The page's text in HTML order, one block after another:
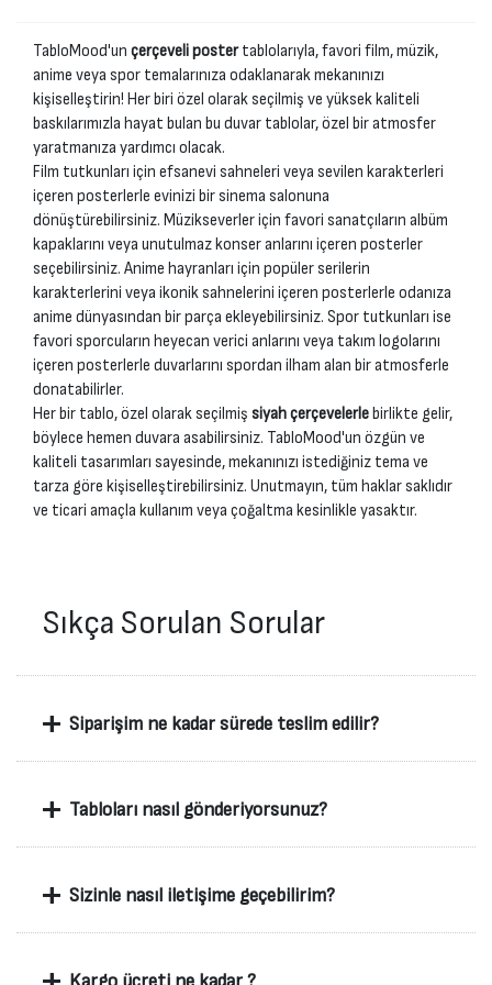
TabloMood'un çerçeveli postertablolarıyla, favori film, müzik,
anime veya spor temalarınıza odaklanarak mekanınızı
kişiselleştirin! Her biri özel olarak seçilmiş ve yüksek kaliteli
baskılarımızla hayat bulan bu duvar tablolar, özel bir atmosfer
yaratmanıza yardımcı olacak.
Film tutkunları için efsanevi sahneleri veya sevilen karakterleri
içeren posterlerle evinizi bir sinema salonuna
dönüştürebilirsiniz. Müzikseverler için favori sanatçıların albüm
kapaklarını veya unutulmaz konser anlarını içeren posterler
seçebilirsiniz. Anime hayranları için popüler serilerin
karakterlerini veya ikonik sahnelerini içeren posterlerle odanıza
anime dünyasından bir parça ekleyebilirsiniz. Spor tutkunları ise
favori sporcuların heyecan verici anlarını veya takım logolarını
içeren posterlerle duvarlarını spordan ilham alan bir atmosferle
donatabilirler.
Her bir tablo, özel olarak seçilmiş siyah çerçevelerlebirlikte gelir,
böylece hemen duvara asabilirsiniz. TabloMood'un özgün ve
kaliteli tasarımları sayesinde, mekanınızı istediğiniz tema ve
tarza göre kişiselleştirebilirsiniz. Unutmayın, tüm haklar saklıdır
ve ticari amaçla kullanım veya çoğaltma kesinlikle yasaktır.
Sıkça Sorulan Sorular
+ Siparişim ne kadar sürede teslim edilir?
+ Tabloları nasıl gönderiyorsunuz?
+ Sizinle nasıl iletişime geçebilirim?